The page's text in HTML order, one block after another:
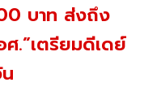
บาท ส่งถึง
.”เตรียมดีเดย์